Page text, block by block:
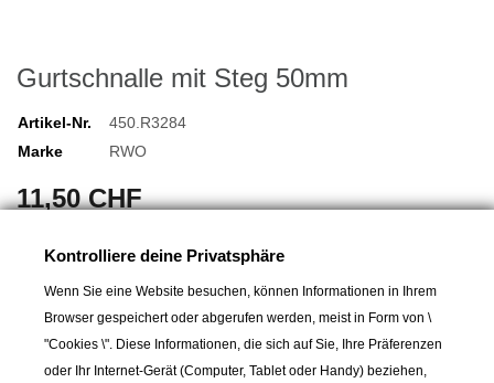
Gurtschnalle mit Steg 50mm
Artikel-Nr.
450.R3284
Marke
RWO
11,50 CHF
In den Warenkorb
Kontrolliere deine Privatsphäre
Wenn Sie eine Website besuchen, können Informationen in Ihrem
Browser gespeichert oder abgerufen werden, meist in Form von \
"Cookies \". Diese Informationen, die sich auf Sie, Ihre Präferenzen
oder Ihr Internet-Gerät (Computer, Tablet oder Handy) beziehen,